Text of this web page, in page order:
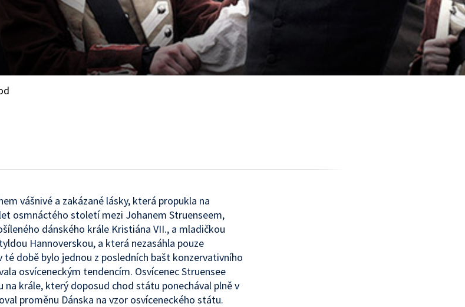
vášnivé a zakázané lásky, která propukla na
osmnáctého století mezi Johanem Struenseem,
dánského krále Kristiána VII., a mladičkou
Hannoverskou, a která nezasáhla pouze
té době bylo jednou z posledních bašt konzervativního
osvíceneckým tendencím. Osvícenec Struensee
na krále, který doposud chod státu ponechával plně v
proměnu Dánska na vzor osvíceneckého státu.